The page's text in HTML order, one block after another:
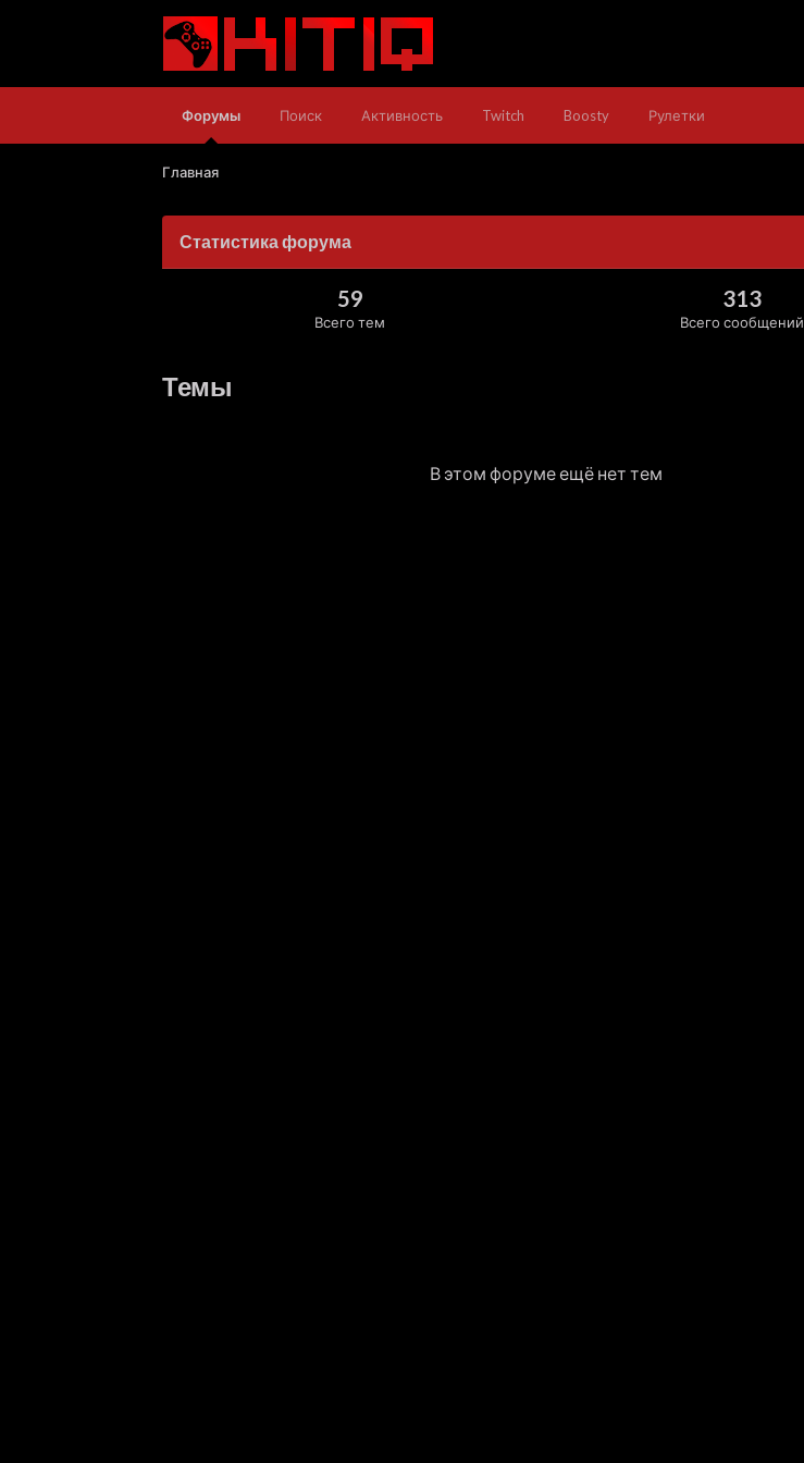
Форумы Поиск Активность Twitch Boosty Рулетки
Главная
Статистика форума
59
Всего тем
313
Всего сообщений
Темы
В этом форуме ещё нет тем